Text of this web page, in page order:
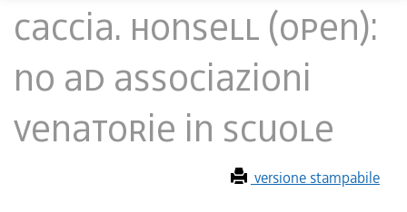
CACCIA. HONSELL (OPEN):
NO AD ASSOCIAZIONI
VENATORIE IN SCUOLE
versione stampabile